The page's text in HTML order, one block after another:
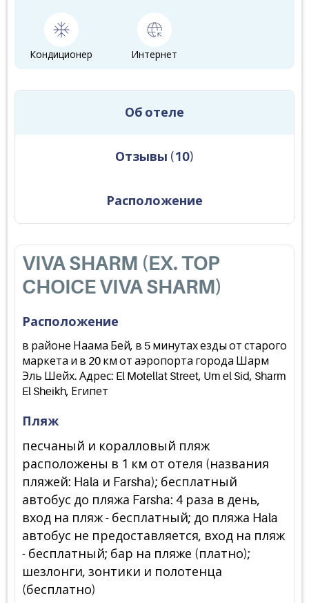
Кондиционер Интернет
Об отеле
Отзывы ( 10)
Расположение
VIVA SHARM (EX. TOP
CHOICE VIVA SHARM)
Расположение
в районе Наама Бей, в 5 минутах езды от старого
маркета и в 20 км от аэропорта города Шарм
Эль Шейх. Адрес: El Motellat Street, Um el Sid, Sharm
El Sheikh, Египет
Пляж
песчаный и коралловый пляж
расположены в 1 км от отеля (названия
пляжей: Hala и Farsha); бесплатный
автобус до пляжа Farsha: 4 раза в день,
вход на пляж - бесплатный; до пляжа Hala
автобус не предоставляется, вход на пляж
- бесплатный; бар на пляже (платно);
шезлонги, зонтики и полотенца
(бесплатно)